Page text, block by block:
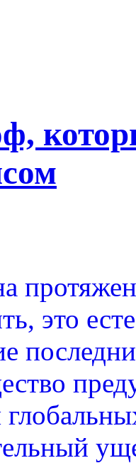
это